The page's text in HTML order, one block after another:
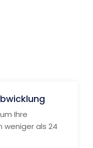
Ihre
weniger als 24